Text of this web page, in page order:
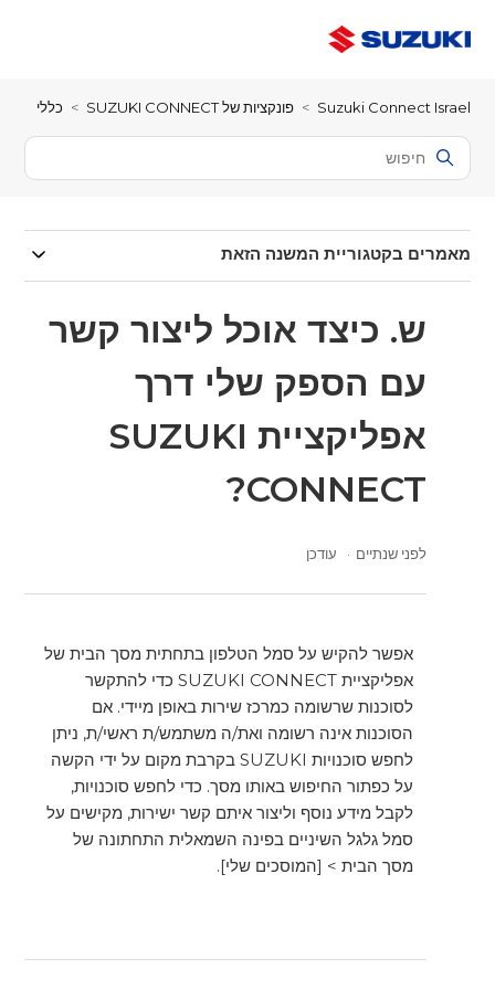
Suzuki Connect Israel פונקציות של SUZUKI CONNECT כללי
מאמרים בקטגוריית המשנה הזאת
ש. כיצד אוכל ליצור קשר
עם הספק שלי דרך
אפליקציית SUZUKI
CONNECT?
לפני שנתיים עודכן
אפשר להקיש על סמל הטלפון בתחתית מסך הבית של
אפליקציית SUZUKI CONNECT כדי להתקשר
לסוכנות שרשומה כמרכז שירות באופן מיידי. אם
הסוכנות אינה רשומה ואת/ה משתמש/ת ראשי/ת, ניתן
לחפש סוכנויות SUZUKI בקרבת מקום על ידי הקשה
על כפתור החיפוש באותו מסך. כדי לחפש סוכנויות,
לקבל מידע נוסף וליצור איתם קשר ישירות, מקישים על
סמל גלגל השיניים בפינה השמאלית התחתונה של
מסך הבית > [המוסכים שלי].